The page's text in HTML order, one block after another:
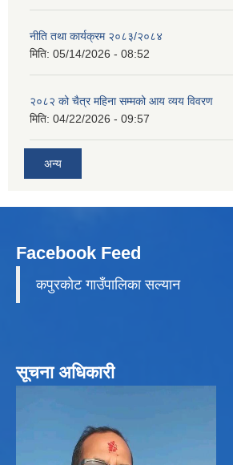
नीति तथा कार्यक्रम २०८३/२०८४
मिति: 05/14/2026 - 08:52
२०८२ को चैत्र महिना सम्मको आय व्यय विवरण
मिति: 04/22/2026 - 09:57
अन्य
Facebook Feed
कपुरकाेट गाउँपालिका सल्यान
सूचना अधिकारी